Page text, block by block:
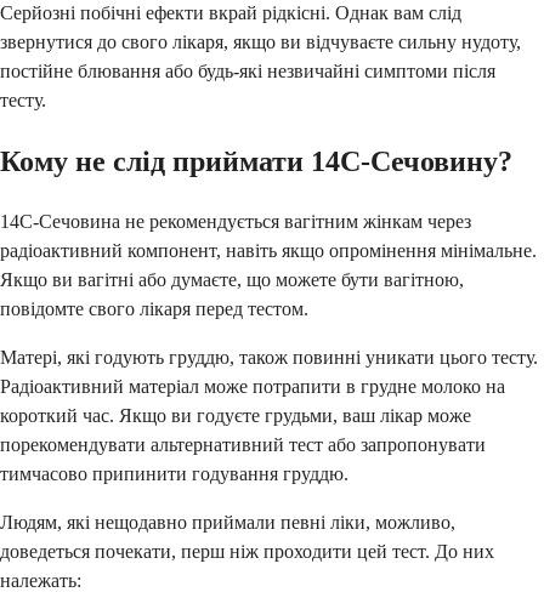
Серйозні побічні ефекти вкрай рідкісні. Однак вам слід
звернутися до свого лікаря, якщо ви відчуваєте сильну нудоту,
постійне блювання або будь-які незвичайні симптоми після
тесту.
Кому не слід приймати 14C-Сечовину?
14C-Сечовина не рекомендується вагітним жінкам через
радіоактивний компонент, навіть якщо опромінення мінімальне.
Якщо ви вагітні або думаєте, що можете бути вагітною,
повідомте свого лікаря перед тестом.
Матері, які годують груддю, також повинні уникати цього тесту.
Радіоактивний матеріал може потрапити в грудне молоко на
короткий час. Якщо ви годуєте грудьми, ваш лікар може
порекомендувати альтернативний тест або запропонувати
тимчасово припинити годування груддю.
Людям, які нещодавно приймали певні ліки, можливо,
доведеться почекати, перш ніж проходити цей тест. До них
належать: